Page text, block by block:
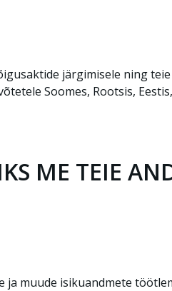
järgimisele ning
Soomes, Rootsis,
ME TEIE
ja muude isikuandmete